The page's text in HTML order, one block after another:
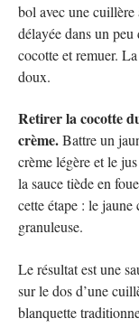
bol avec une cuillère
délayée dans un peu
cocotte et remuer.
doux.
Retirer la cocotte
crème.Battre un
crème légère et le
la sauce tiède en
cette étape : le
granuleuse.
Le résultat est une
sur le dos d’une
blanquette